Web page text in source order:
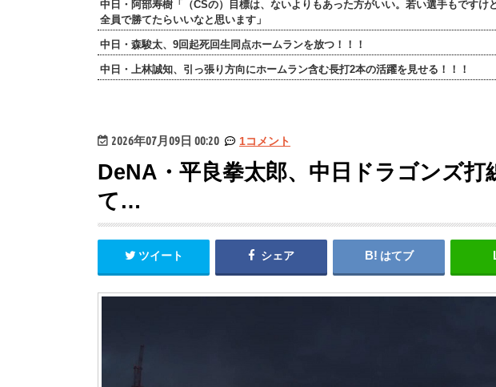
中日・阿部寿樹「（CSの）目標は、ないよりもあった方がいい。若い選手もですけ
全員で勝てたらいいなと思います」
中日・森駿太、9回起死回生同点ホームランを放つ！！！
中日・上林誠知、引っ張り方向にホームラン含む長打2本の活躍を見せる！！！
2026年07月09日 00:20 1コメント
DeNA・平良拳太郎、中日ドラゴンズ打
て…
ツイート シェア はてブ